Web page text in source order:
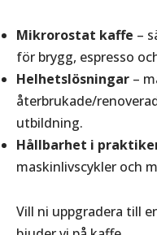
Mikrorostat kaffe –
för brygg, espresso
Helhetslösningar –
återbrukade/
utbildning.
Hållbarhet i
maskinlivscykler och
Vill ni uppgradera till